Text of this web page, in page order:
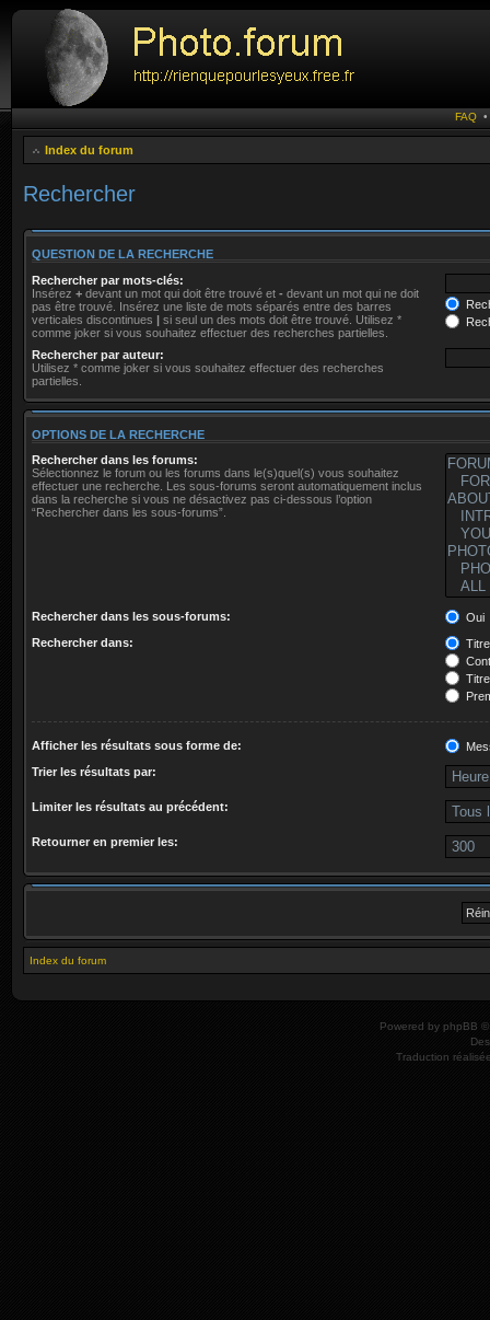
FAQ
Index du forum
Rechercher
QUESTION DE LA RECHERCHE
Rechercher par mots-clés:
Insérez + devant un mot qui doit être trouvé et - devant un mot qui ne doit
pas être trouvé. Insérez une liste de mots séparés entre des barres
verticales discontinues | si seul un des mots doit être trouvé. Utilisez *
comme joker si vous souhaitez effectuer des recherches partielles.
Rechercher par auteur:
Utilisez * comme joker si vous souhaitez effectuer des recherches
partielles.
OPTIONS DE LA RECHERCHE
Rechercher dans les forums:
Sélectionnez le forum ou les forums dans le(s)quel(s) vous souhaitez
effectuer une recherche. Les sous-forums seront automatiquement inclus
dans la recherche si vous ne désactivez pas ci-dessous l’option
“Rechercher dans les sous-forums”.
Rechercher dans les sous-forums:
Oui
Rechercher dans:
Afficher les résultats sous forme de:
Trier les résultats par:
Limiter les résultats au précédent:
Retourner en premier les:
Index du forum
Powered by phpBB ©
Traduction